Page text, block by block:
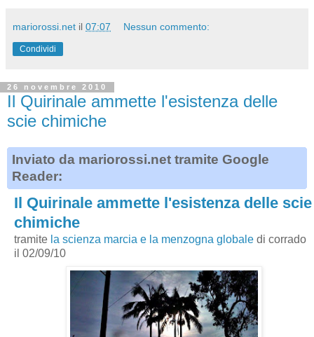
mariorossi.net il 07:07 Nessun commento:
Condividi
26 novembre 2010
Il Quirinale ammette l'esistenza delle
scie chimiche
Inviato da mariorossi.net tramite Google
Reader:
Il Quirinale ammette l'esistenza delle scie
chimiche
tramite la scienza marcia e la menzogna globale di corrado
il 02/09/10